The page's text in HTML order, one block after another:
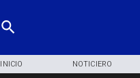
INICIO NOTICIERO